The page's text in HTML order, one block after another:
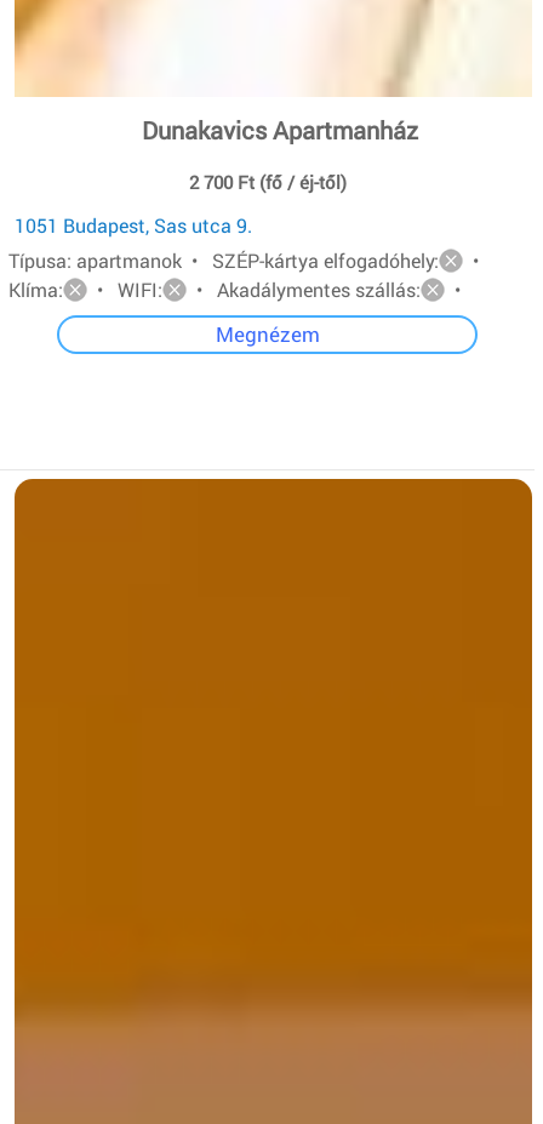
Dunakavics Apartmanház
2 700 Ft (fő / éj-től)
1051 Budapest, Sas utca 9.
Típusa: apartmanok • SZÉP-kártya elfogadóhely:
•
Klíma:
• WIFI: • Akadálymentes szállás: •
Megnézem